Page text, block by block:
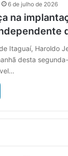
6 de julho de 2026
na
Itaguaí, Haroldo
desta